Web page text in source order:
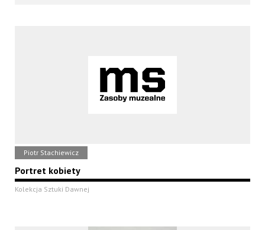
Piotr Stachiewicz
Portret kobiety
Kolekcja Sztuki Dawnej